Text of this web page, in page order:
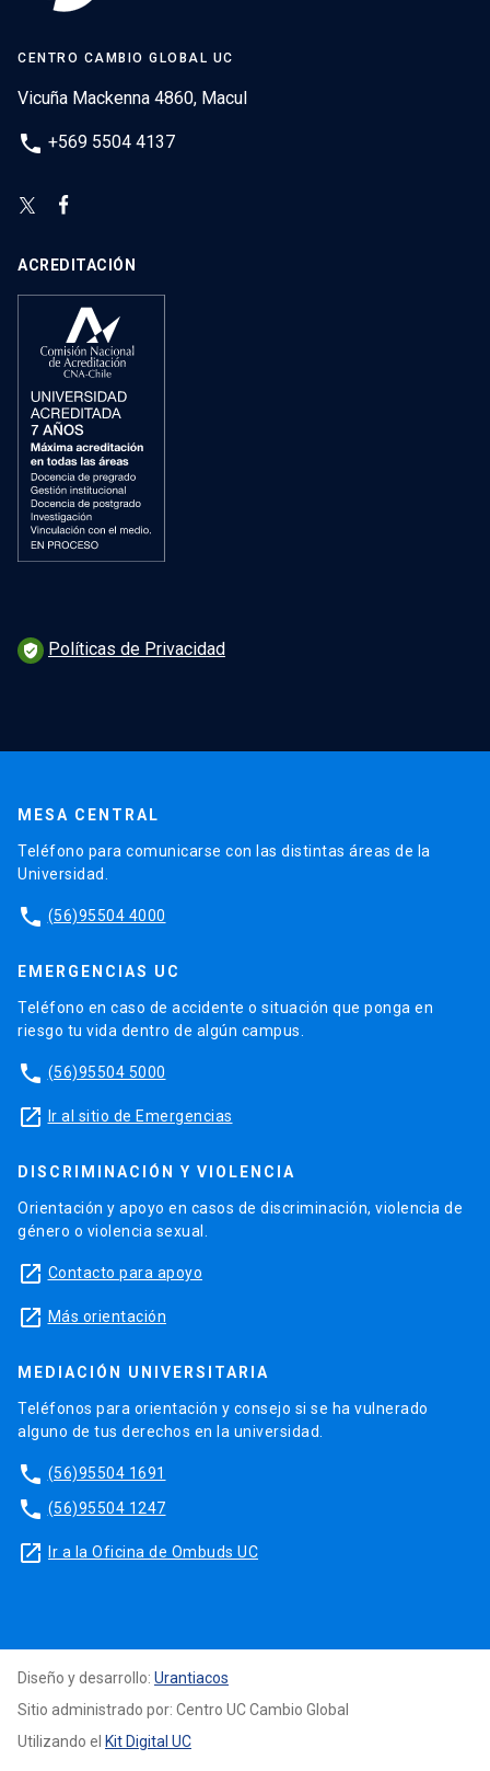
CENTRO CAMBIO GLOBAL UC
Vicuña Mackenna 4860, Macul
phone +569 5504 4137
ACREDITACIÓN
verified_user Políticas de Privacidad
MESA CENTRAL
Teléfono para comunicarse con las distintas áreas de la
Universidad.
phone (56)95504 4000
EMERGENCIAS UC
Teléfono en caso de accidente o situación que ponga en
riesgo tu vida dentro de algún campus.
phone (56)95504 5000
launch Ir al sitio de Emergencias
DISCRIMINACIÓN Y VIOLENCIA
Orientación y apoyo en casos de discriminación, violencia de
género o violencia sexual.
launch Contacto para apoyo
launch Más orientación
MEDIACIÓN UNIVERSITARIA
Teléfonos para orientación y consejo si se ha vulnerado
alguno de tus derechos en la universidad.
phone (56)95504 1691
phone (56)95504 1247
launch Ir a la Oficina de Ombuds UC
Diseño y desarrollo: Urantiacos
Sitio administrado por: Centro UC Cambio Global
Utilizando el Kit Digital UC